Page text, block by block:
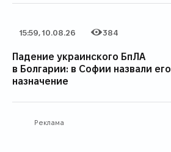
Дата публикации
15:59, 10.08.26
Категория
Количество просмотров
384
Падение украинского БпЛА
в Болгарии: в Софии назвали его
назначение
Реклама